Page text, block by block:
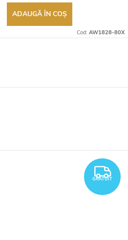
ADAUGĂ ÎN COŞ
Cod: AW1828-80X
GRATUIT